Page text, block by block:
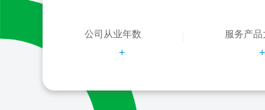
公司从业年数
+
服务产